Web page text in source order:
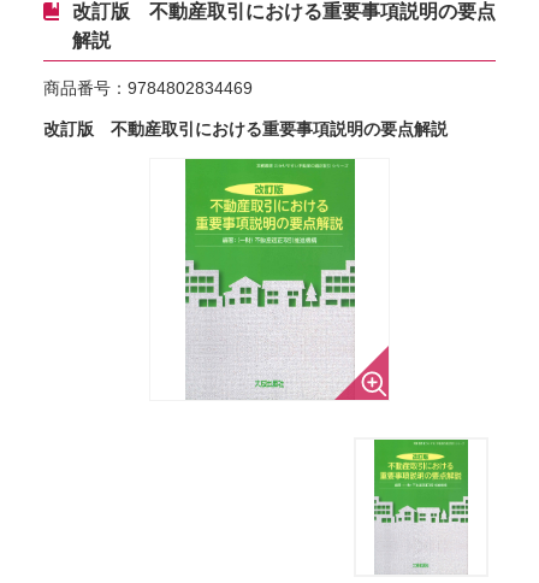
改訂版 不動産取引における重要事項説明の要点
解説
商品番号： 9784802834469
改訂版 不動産取引における重要事項説明の要点解説